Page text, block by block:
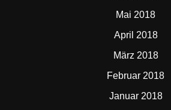
Mai 2018
April 2018
März 2018
Februar 2018
Januar 2018